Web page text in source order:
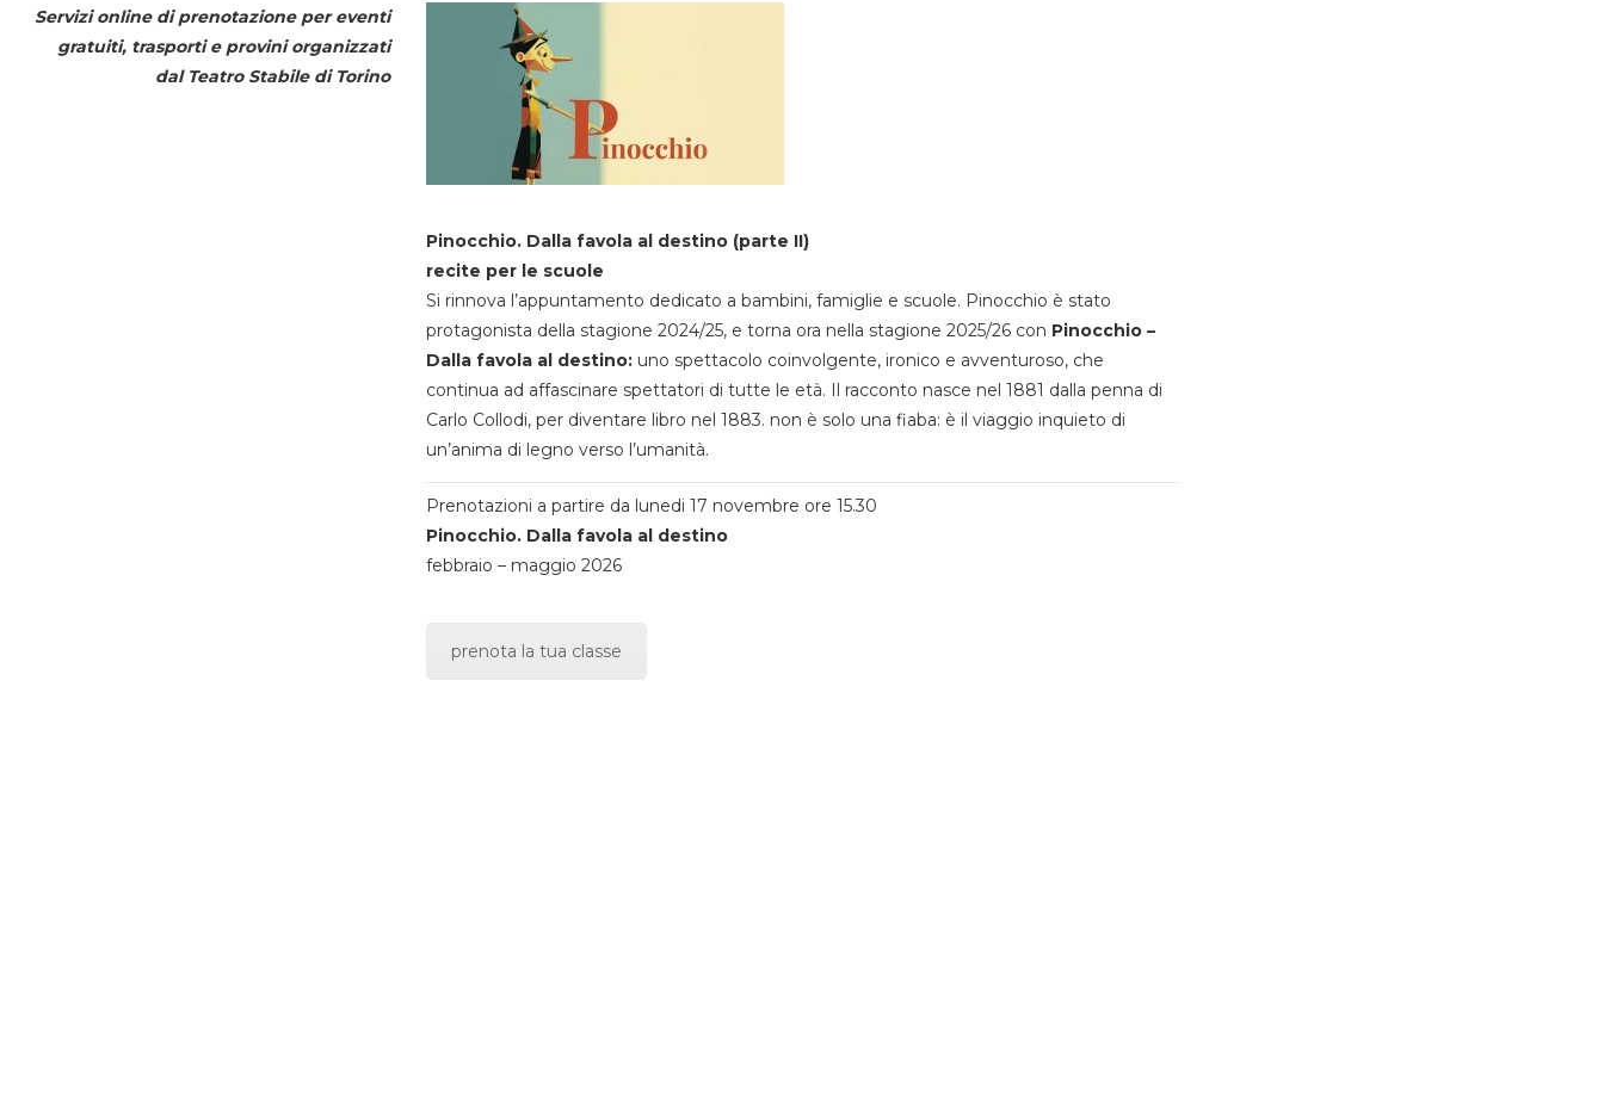
Servizi online di prenotazione per eventi
gratuiti, trasporti e provini organizzati
dal Teatro Stabile di Torino
Pinocchio. Dalla favola al destino (parte II)
recite per le scuole
Si rinnova l’appuntamento dedicato a bambini, famiglie e scuole. Pinocchio è stato
protagonista della stagione 2024/25, e torna ora nella stagione 2025/26 con Pinocchio –
Dalla favola al destino:uno spettacolo coinvolgente, ironico e avventuroso, che
continua ad affascinare spettatori di tutte le età. Il racconto nasce nel 1881 dalla penna di
Carlo Collodi, per diventare libro nel 1883. non è solo una fiaba: è il viaggio inquieto di
un’anima di legno verso l’umanità.
Prenotazioni a partire da lunedi 17 novembre ore 15.30
Pinocchio. Dalla favola al destino
febbraio – maggio 2026
prenota la tua classe